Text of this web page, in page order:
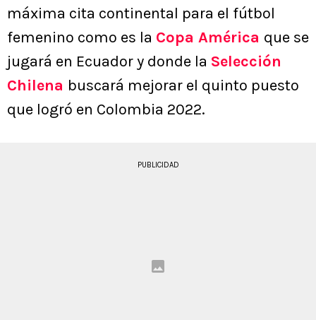
máxima cita continental para el fútbol
femenino como es la Copa América que se
jugará en Ecuador y donde la Selección
Chilena buscará mejorar el quinto puesto
que logró en Colombia 2022.
PUBLICIDAD